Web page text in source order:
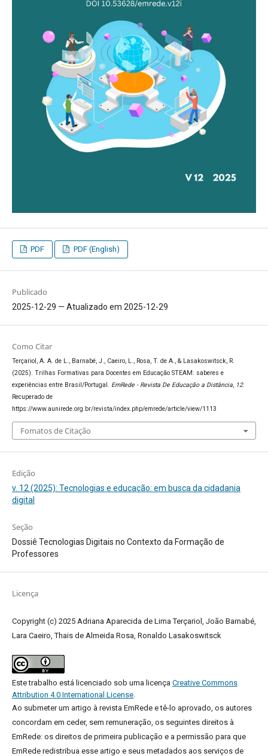
PDF PDF (English)
Publicado
2025-12-29 — Atualizado em 2025-12-29
Como Citar
Terçariol, A. A. de L., Barnabé, J., Caeiro, L., Rosa, T. de A., & Lasakoswitsck, R.
(2025). Trilhas Formativas para Docentes em Educação STEAM: saberes e
experiências entre Brasil/Portugal. EmRede - Revista De Educação a Distância, 12.
Recuperado de
https://www.aunirede.org.br/revista/index.php/emrede/article/view/1113
Fomatos de Citação
Edição
v. 12 (2025): Tecnologias e educação: em busca da cidadania
digital
Seção
Dossiê Tecnologias Digitais no Contexto da Formação de
Professores
Licença
Copyright (c) 2025 Adriana Aparecida de Lima Terçariol, João Barnabé,
Lara Caeiro, Thais de Almeida Rosa, Ronaldo Lasakoswitsck
Este trabalho está licenciado sob uma licença Creative Commons
Attribution 4.0 International License.
Ao submeter um artigo à revista EmRede e tê-lo aprovado, os autores
concordam em ceder, sem remuneração, os seguintes direitos à
EmRede: os direitos de primeira publicação e a permissão para que
EmRede redistribua esse artigo e seus metadados aos serviços de